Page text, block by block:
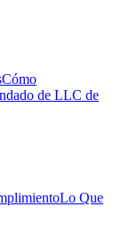
Cómo
de LLC de
Lo Que